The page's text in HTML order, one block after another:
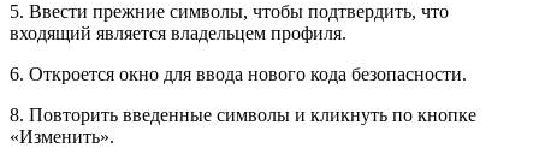
5. Ввести прежние символы, чтобы подтвердить, что
входящий является владельцем профиля.
6. Откроется окно для ввода нового кода безопасности.
8. Повторить введенные символы и кликнуть по кнопке
«Изменить».